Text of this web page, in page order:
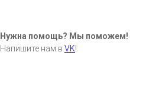
Нужна помощь? Мы поможем!
Напишите нам в VK!